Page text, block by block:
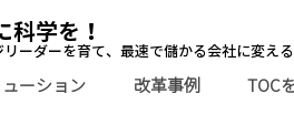
科学を！
リーダーを育て、最速で儲かる会社に変える
ューション 改革事例 TOC